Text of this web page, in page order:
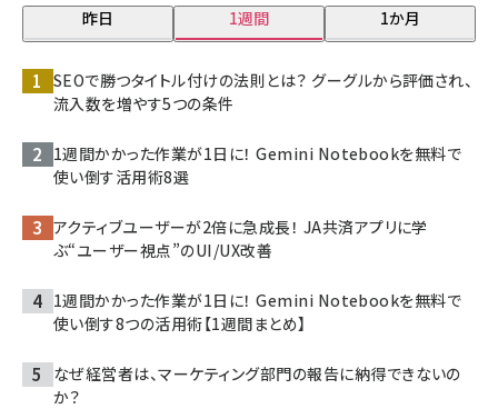
昨日 1週間 1か月
SEOで勝つタイトル付けの法則とは？ グーグルから評価され、
流入数を増やす5つの条件
1週間かかった作業が1日に！ Gemini Notebookを無料で
使い倒す活用術8選
アクティブユーザーが2倍に急成長！ JA共済アプリに学
ぶ“ユーザー視点”のUI/UX改善
1週間かかった作業が1日に！ Gemini Notebookを無料で
使い倒す8つの活用術【1週間まとめ】
なぜ経営者は、マーケティング部門の報告に納得できないの
か？